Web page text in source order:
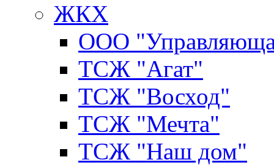
ЖКХ
ООО
ТСЖ "Агат"
ТСЖ "Восход"
ТСЖ "Мечта"
ТСЖ "Наш дом"